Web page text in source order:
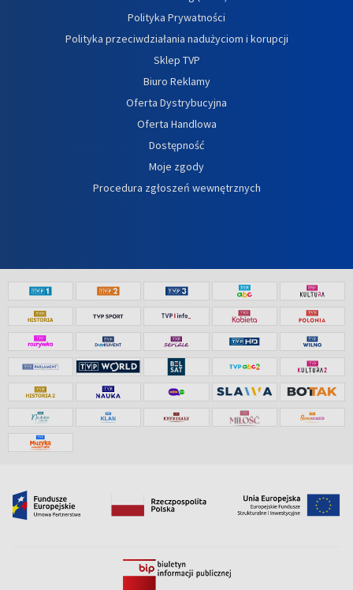
Polityka Prywatności
Polityka przeciwdziałania nadużyciom i korupcji
Sklep TVP
Biuro Reklamy
Oferta Dystrybucyjna
Oferta Handlowa
Dostępność
Moje zgody
Procedura zgłoszeń wewnętrznych